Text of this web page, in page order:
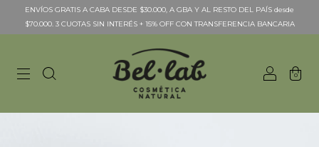
ENVÍOS GRATIS A CABA DESDE $30.000, A GBA Y AL RESTO DEL PAÍS desde
$70.000. 3 CUOTAS SIN INTERÉS + 15% OFF CON TRANSFERENCIA BANCARIA
0